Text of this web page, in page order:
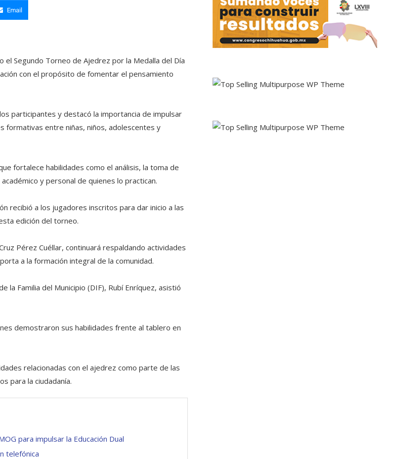
Email
Segundo Torneo de Ajedrez por la Medalla del Día
con el propósito de fomentar el pensamiento
participantes y destacó la importancia de impulsar
formativas entre niñas, niños, adolescentes y
fortalece habilidades como el análisis, la toma de
y personal de quienes lo practican.
recibió a los jugadores inscritos para dar inicio a las
edición del torneo.
Pérez Cuéllar, continuará respaldando actividades
a la formación integral de la comunidad.
Familia del Municipio (DIF), Rubí Enríquez, asistió
demostraron sus habilidades frente al tablero en
relacionadas con el ajedrez como parte de las
para la ciudadanía.
para impulsar la Educación Dual
telefónica